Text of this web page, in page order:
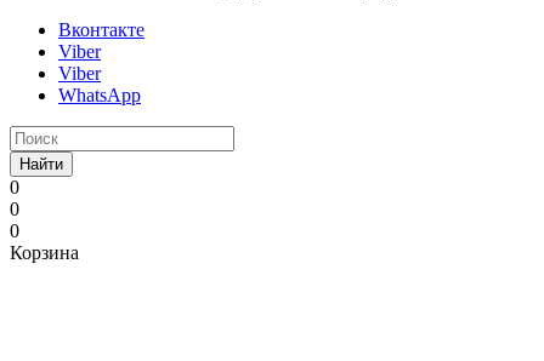
Вконтакте
Viber
Viber
WhatsApp
Найти
0
0
0
Корзина